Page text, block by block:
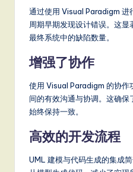
通过使用 Visual Paradigm 进
周期早期发现设计错误。这显
最终系统中的缺陷数量。
增强了协作
使用 Visual Paradigm 的协作
间的有效沟通与协调。这确
始终保持一致。
高效的开发流程
UML 建模与代码生成的集成